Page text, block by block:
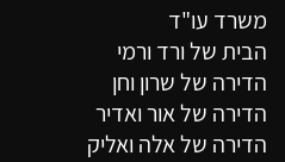
משרד עו"ד
הבית של ורד ורמי
הדירה של שרון וחן
הדירה של אור ואדיר
הדירה של אלה ואליק